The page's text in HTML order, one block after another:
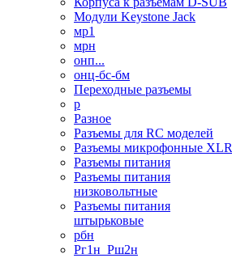
Модули Keystone Jack
мр1
мрн
онп...
онц-бс-бм
Переходные разъемы
р
Разное
Разъемы для RC моделей
Разъемы микрофонные XLR
Разъемы питания
Разъемы питания
низковольтные
Разъемы питания
штырьковые
рбн
Рг1н_Рш2н